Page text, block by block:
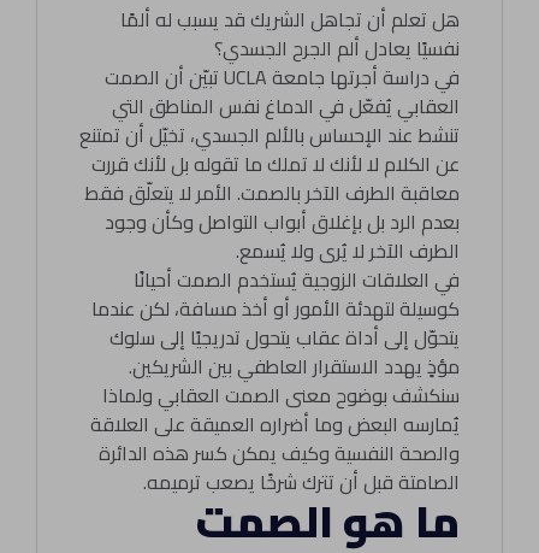
هل تعلم أن تجاهل الشريك قد يسبب له ألمًا
نفسيًا يعادل ألم الجرح الجسدي؟
في دراسة أجرتها جامعة UCLA تبيّن أن الصمت
العقابي يُفعّل في الدماغ نفس المناطق التي
تنشط عند الإحساس بالألم الجسدي، تخيّل أن تمتنع
عن الكلام لا لأنك لا تملك ما تقوله بل لأنك قررت
معاقبة الطرف الآخر بالصمت. الأمر لا يتعلّق فقط
بعدم الرد بل بإغلاق أبواب التواصل وكأن وجود
الطرف الآخر لا يُرى ولا يُسمع.
في العلاقات الزوجية يُستخدم الصمت أحيانًا
كوسيلة لتهدئة الأمور أو أخذ مسافة، لكن عندما
يتحوّل إلى أداة عقاب يتحول تدريجيًا إلى سلوك
مؤذٍ يهدد الاستقرار العاطفي بين الشريكين.
سنكشف بوضوح معنى الصمت العقابي ولماذا
يُمارسه البعض وما أضراره العميقة على العلاقة
والصحة النفسية وكيف يمكن كسر هذه الدائرة
الصامتة قبل أن تترك شرخًا يصعب ترميمه.
ما هو الصمت